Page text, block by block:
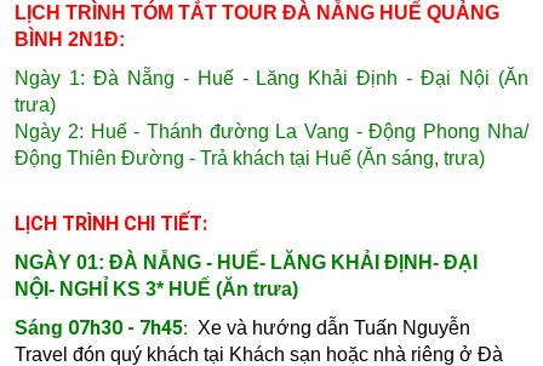
LỊCH TRÌNH TÓM TẮT TOUR ĐÀ NẴNG HUẾ QUẢNG
BÌNH 2N1Đ:
Ngày 1: Đà Nẵng - Huế - Lăng Khải Định - Đại Nội (Ăn
trưa)
Ngày 2: Huế - Thánh đường La Vang - Động Phong Nha/
Động Thiên Đường - Trả khách tại Huế (Ăn sáng, trưa)
LỊCH TRÌNH CHI TIẾT:
NGÀY 01: ĐÀ NẴNG - HUẾ- LĂNG KHẢI ĐỊNH- ĐẠI
NỘI- NGHỈ KS 3* HUẾ (Ăn trưa)
Sáng 07h30 - 7h45: Xe và hướng dẫn Tuấn Nguyễn
Travel đón quý khách tại Khách sạn hoặc nhà riêng ở Đà